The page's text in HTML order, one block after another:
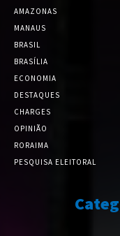
AMAZONAS
MANAUS
BRASIL
BRASÍLIA
ECONOMIA
DESTAQUES
CHARGES
OPINIÃO
RORAIMA
PESQUISA ELEITORAL